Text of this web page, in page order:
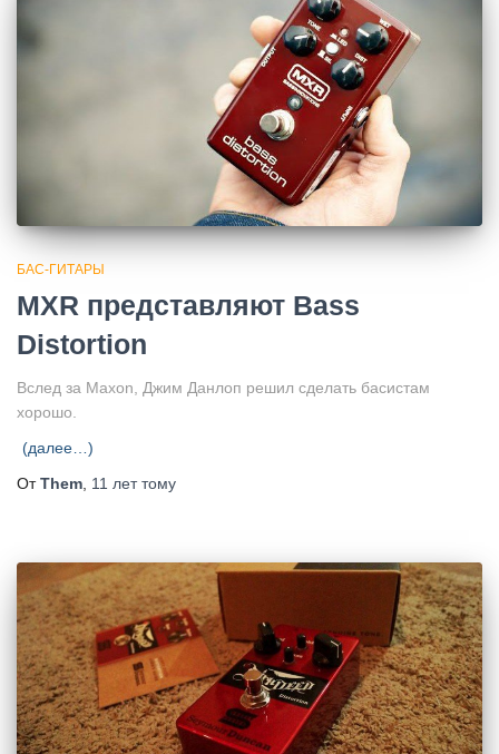
БАС-ГИТАРЫ
MXR представляют Bass
Distortion
Вслед за Maxon, Джим Данлоп решил сделать басистам
хорошо.
(далее…)
ОтThem 11 леттому